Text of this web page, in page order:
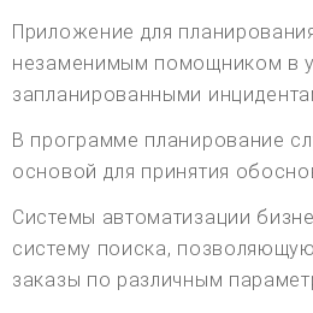
Приложение для
незаменимым помощником в
запланированными
В программе планирование
основой для принятия
Системы автоматизации
систему поиска,
заказы по различным